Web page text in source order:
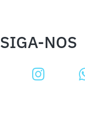
SIGA-NOS